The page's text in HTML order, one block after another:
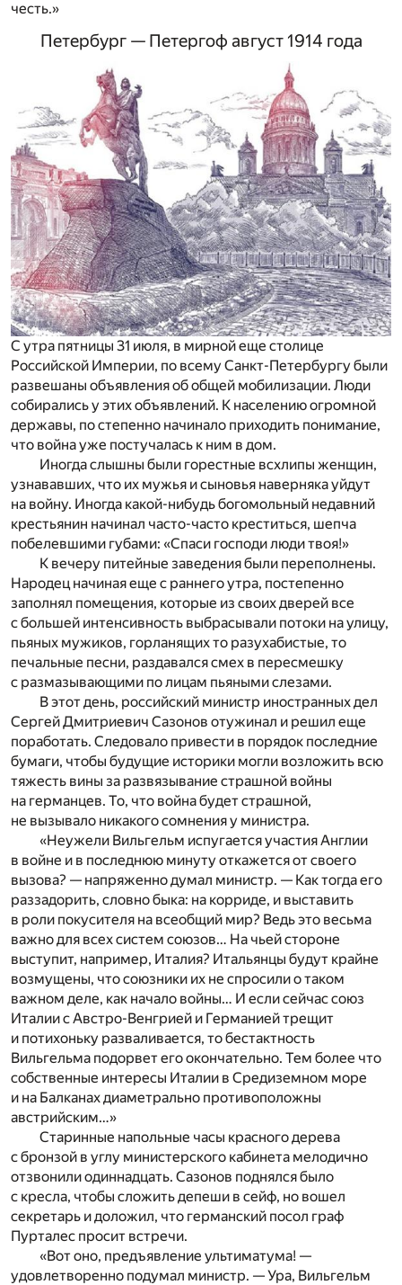
честь.»
Петербург — Петергоф август 1914 года
С утра пятницы 31 июля, в мирной еще столице
Российской Империи, по всему Санкт-Петербургу были
развешаны объявления об общей мобилизации. Люди
собирались у этих объявлений. К населению огромной
державы, по степенно начинало приходить понимание,
что война уже постучалась к ним в дом.
Иногда слышны были горестные всхлипы женщин,
узнававших, что их мужья и сыновья наверняка уйдут
на войну. Иногда какой-нибудь богомольный недавний
крестьянин начинал часто-часто креститься, шепча
побелевшими губами: «Спаси господи люди твоя!»
К вечеру питейные заведения были переполнены.
Народец начиная еще с раннего утра, постепенно
заполнял помещения, которые из своих дверей все
с большей интенсивность выбрасывали потоки на улицу,
пьяных мужиков, горланящих то разухабистые, то
печальные песни, раздавался смех в пересмешку
с размазывающими по лицам пьяными слезами.
В этот день, российский министр иностранных дел
Сергей Дмитриевич Сазонов отужинал и решил еще
поработать. Следовало привести в порядок последние
бумаги, чтобы будущие историки могли возложить всю
тяжесть вины за развязывание страшной войны
на германцев. То, что война будет страшной,
не вызывало никакого сомнения у министра.
«Неужели Вильгельм испугается участия Англии
в войне и в последнюю минуту откажется от своего
вызова? — напряженно думал министр. — Как тогда его
раззадорить, словно быка: на корриде, и выставить
в роли покусителя на всеобщий мир? Ведь это весьма
важно для всех систем союзов… На чьей стороне
выступит, например, Италия? Итальянцы будут крайне
возмущены, что союзники их не спросили о таком
важном деле, как начало войны… И если сейчас союз
Италии с Австро-Венгрией и Германией трещит
и потихоньку разваливается, то бестактность
Вильгельма подорвет его окончательно. Тем более что
собственные интересы Италии в Средиземном море
и на Балканах диаметрально противоположны
австрийским…»
Старинные напольные часы красного дерева
с бронзой в углу министерского кабинета мелодично
отзвонили одиннадцать. Сазонов поднялся было
с кресла, чтобы сложить депеши в сейф, но вошел
секретарь и доложил, что германский посол граф
Пурталес просит встречи.
«Вот оно, предъявление ультиматума! —
удовлетворенно подумал министр. — Ура, Вильгельм